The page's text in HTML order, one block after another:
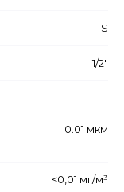
S
1/2"
0.01 мкм
<0,01 мг/м³